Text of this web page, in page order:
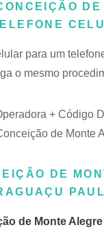
DE
para um
o mesmo
+ Código
de Monte
DE
de Monte